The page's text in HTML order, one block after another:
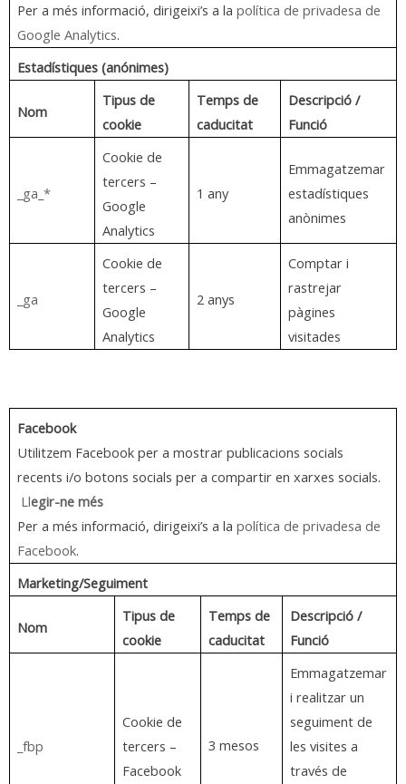
Per a més informació, dirigeixi’s a la política de privadesa de
Google Analytics.
Estadístiques (anónimes)
Nom
Tipus de
cookie
Temps de
caducitat
Descripció /
Funció
_ga_*
Cookie de
tercers –
Google
Analytics
1 any
Emmagatzemar
estadístiques
anònimes
_ga
Cookie de
tercers –
Google
Analytics
2 anys
Comptar i
rastrejar
pàgines
visitades
Facebook
Utilitzem Facebook per a mostrar publicacions socials
recents i/o botons socials per a compartir en xarxes socials.
Llegir-ne més
Per a més informació, dirigeixi’s a la política de privadesa de
Facebook.
Marketing/Seguiment
Nom
Tipus de
cookie
Temps de
caducitat
Descripció /
Funció
_fbp
Cookie de
tercers –
Facebook
3 mesos
Emmagatzemar
i realitzar un
seguiment de
les visites a
través de